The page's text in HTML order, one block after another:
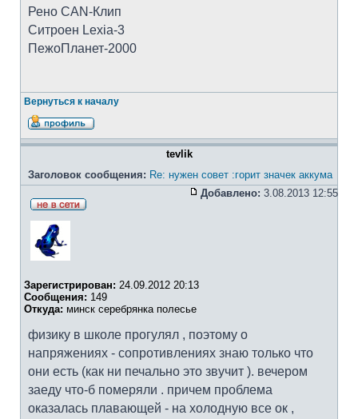
Рено CAN-Клип
Ситроен Lexia-3
ПежоПланет-2000
Вернуться к началу
tevlik
Заголовок сообщения: Re: нужен совет :горит значек аккума
Добавлено: 3.08.2013 12:55
Зарегистрирован: 24.09.2012 20:13
Сообщения: 149
Откуда: минск серебрянка полесье
физику в школе прогулял , поэтому о
напряжениях - сопротивлениях знаю только что
они есть (как ни печально это звучит ). вечером
заеду что-б померяли . причем проблема
оказалась плавающей - на холодную все ок ,